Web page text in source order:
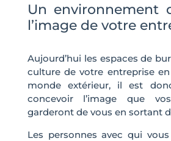
Un environnement
l’image de votre
Aujourd’hui les espaces de
culture de votre entreprise en
monde extérieur, il est
concevoir l’image que
garderont de vous en sortant
Les personnes avec qui